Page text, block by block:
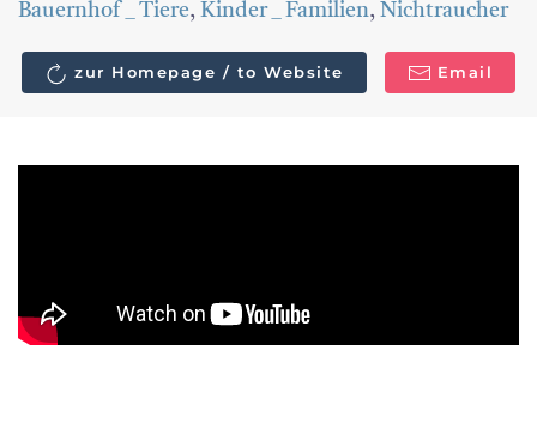
Bauernhof _ Tiere, Kinder _ Familien, Nichtraucher
zur Homepage / to Website Email